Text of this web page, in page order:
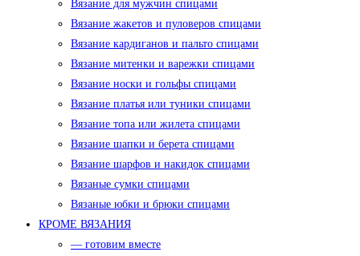
Вязание для мужчин спицами
Вязание жакетов и пуловеров спицами
Вязание кардиганов и пальто спицами
Вязание митенки и варежки спицами
Вязание носки и гольфы спицами
Вязание платья или туники спицами
Вязание топа или жилета спицами
Вязание шапки и берета спицами
Вязание шарфов и накидок спицами
Вязаные сумки спицами
Вязаные юбки и брюки спицами
КРОМЕ ВЯЗАНИЯ
— готовим вместе